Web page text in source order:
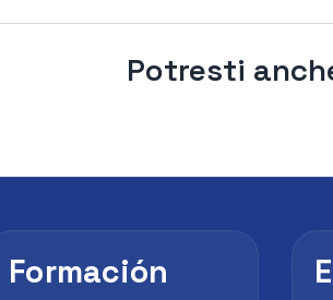
Potresti
Formación